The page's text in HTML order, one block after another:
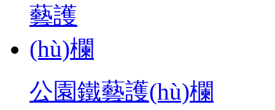
公園鐵藝護(hù)欄